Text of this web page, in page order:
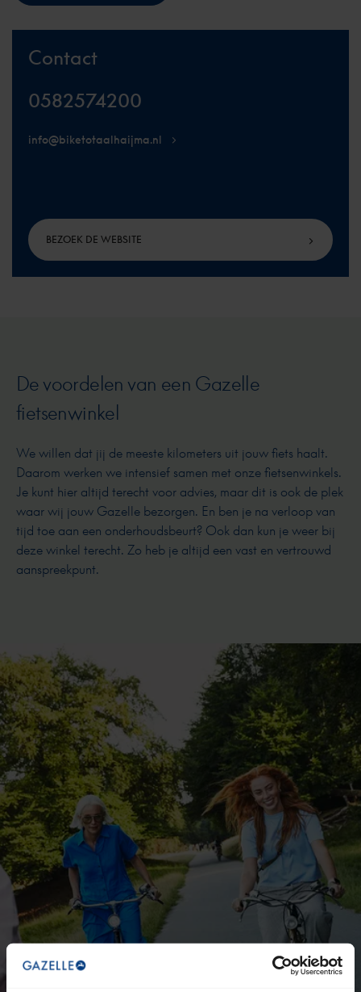
Contact
0582574200
info@biketotaalhaijma.nl
BEZOEK DE WEBSITE
De voordelen van een Gazelle
fietsenwinkel
We willen dat jij de meeste kilometers uit jouw fiets haalt.
Daarom werken we intensief samen met onze fietsenwinkels.
Je kunt hier altijd terecht voor advies, maar dit is ook de plek
waar wij jouw Gazelle bezorgen. En ben je na verloop van
tijd toe aan een onderhoudsbeurt? Ook dan kun je weer bij
deze winkel terecht. Zo heb je altijd een vast en vertrouwd
aanspreekpunt.